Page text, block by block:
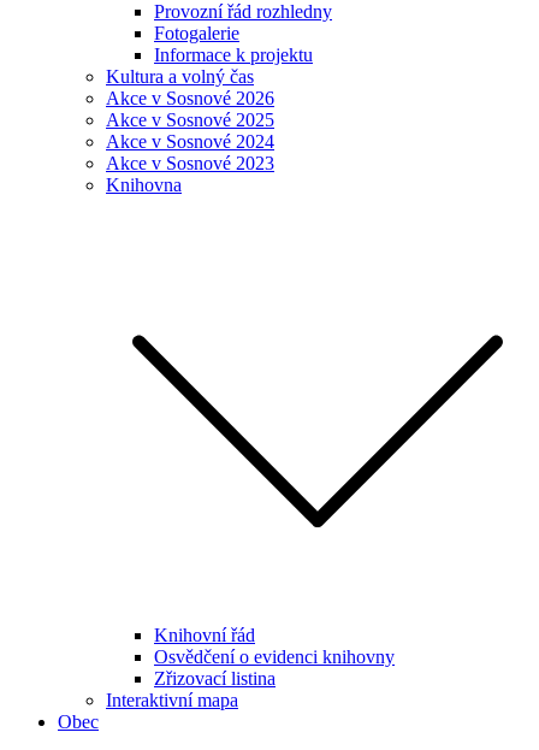
Provozní řád rozhledny
Fotogalerie
Informace k projektu
Kultura a volný čas
Akce v Sosnové 2026
Akce v Sosnové 2025
Akce v Sosnové 2024
Akce v Sosnové 2023
Knihovna
Knihovní řád
Osvědčení o evidenci knihovny
Zřizovací listina
Interaktivní mapa
Obec